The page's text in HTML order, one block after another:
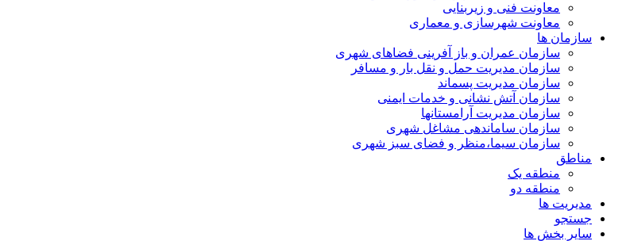
معاونت فنی و زیربنایی
معاونت شهرسازی و معماری
سازمان ها
سازمان عمران و باز آفرینی فضاهای شهری
سازمان مدیریت حمل و نقل بار و مسافر
سازمان مدیریت پسماند
سازمان آتش نشانی و خدمات ایمنی
سازمان مدیریت آرامستانها
سازمان ساماندهی مشاغل شهری
سازمان سیما،منظر و فضای سبز شهری
مناطق
منطقه یک
منطقه دو
مدیریت ها
جستجو
سایر بخش ها